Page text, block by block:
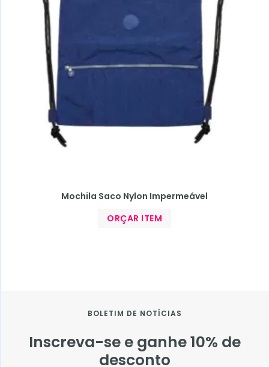
Mochila Saco Nylon Impermeável
ORÇAR ITEM
BOLETIM DE NOTÍCIAS
Inscreva-se e ganhe 10% de
desconto